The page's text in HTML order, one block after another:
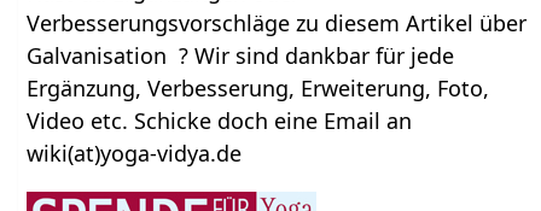
Verbesserungsvorschläge zu diesem Artikel über
Galvanisation ? Wir sind dankbar für jede
Ergänzung, Verbesserung, Erweiterung, Foto,
Video etc. Schicke doch eine Email an
wiki(at)yoga-vidya.de